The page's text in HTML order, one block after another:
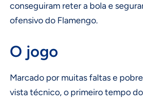
conseguiram reter a bola e
ofensivo do Flamengo.
O jogo
Marcado por muitas faltas e
vista técnico, o primeiro tempo